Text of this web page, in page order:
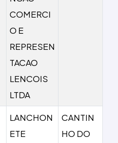
COMERCI
O E
REPRESEN
TACAO
LENCOIS
LTDA
LANCHON
ETE
CANTIN
HO DO